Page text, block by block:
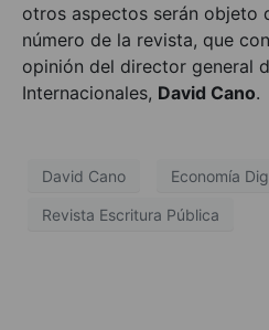
otros aspectos serán objeto
número de la revista, que
opinión del director general
Internacionales, David Cano.
David Cano Economía
Revista Escritura Pública